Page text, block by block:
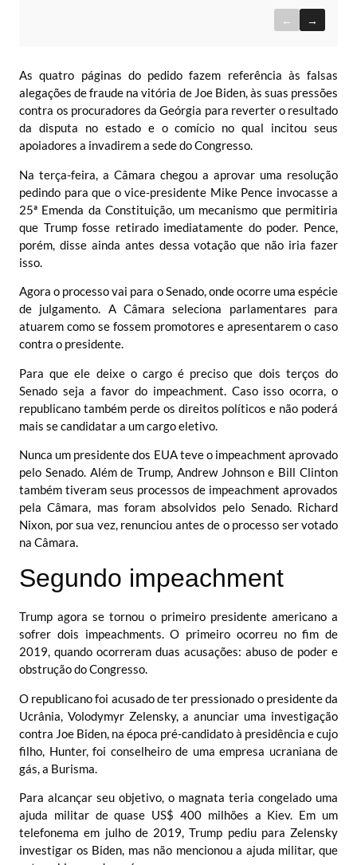
← →
As quatro páginas do pedido fazem referência às falsas
alegações de fraude na vitória de Joe Biden, às suas pressões
contra os procuradores da Geórgia para reverter o resultado
da disputa no estado e o comício no qual incitou seus
apoiadores a invadirem a sede do Congresso.
Na terça-feira, a Câmara chegou a aprovar uma resolução
pedindo para que o vice-presidente Mike Pence invocasse a
25ª Emenda da Constituição, um mecanismo que permitiria
que Trump fosse retirado imediatamente do poder. Pence,
porém, disse ainda antes dessa votação que não iria fazer
isso.
Agora o processo vai para o Senado, onde ocorre uma espécie
de julgamento. A Câmara seleciona parlamentares para
atuarem como se fossem promotores e apresentarem o caso
contra o presidente.
Para que ele deixe o cargo é preciso que dois terços do
Senado seja a favor do impeachment. Caso isso ocorra, o
republicano também perde os direitos políticos e não poderá
mais se candidatar a um cargo eletivo.
Nunca um presidente dos EUA teve o impeachment aprovado
pelo Senado. Além de Trump, Andrew Johnson e Bill Clinton
também tiveram seus processos de impeachment aprovados
pela Câmara, mas foram absolvidos pelo Senado. Richard
Nixon, por sua vez, renunciou antes de o processo ser votado
na Câmara.
Segundo impeachment
Trump agora se tornou o primeiro presidente americano a
sofrer dois impeachments. O primeiro ocorreu no fim de
2019, quando ocorreram duas acusações: abuso de poder e
obstrução do Congresso.
O republicano foi acusado de ter pressionado o presidente da
Ucrânia, Volodymyr Zelensky, a anunciar uma investigação
contra Joe Biden, na época pré-candidato à presidência e cujo
filho, Hunter, foi conselheiro de uma empresa ucraniana de
gás, a Burisma.
Para alcançar seu objetivo, o magnata teria congelado uma
ajuda militar de quase US$ 400 milhões a Kiev. Em um
telefonema em julho de 2019, Trump pediu para Zelensky
investigar os Biden, mas não mencionou a ajuda militar, que